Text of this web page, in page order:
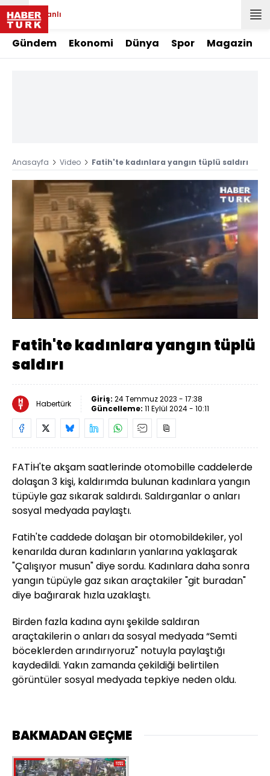
Canlı
Gündem Ekonomi Dünya Spor Magazin
Anasayfa Video Fatih'te kadınlara yangın tüplü saldırı
Sesi
Aç
:
100.00%
Hızı
Fatih'te kadınlara yangın tüplü
saldırı
Habertürk Giriş: 24 Temmuz 2023 - 17:38
Güncelleme: 11 Eylül 2024 - 10:11
FATİH'te akşam saatlerinde otomobille caddelerde
dolaşan 3 kişi, kaldırımda bulunan kadınlara yangın
tüpüyle gaz sıkarak saldırdı. Saldırganlar o anları
sosyal medyada paylaştı.
Fatih'te caddede dolaşan bir otomobildekiler, yol
kenarılda duran kadınların yanlarına yaklaşarak
"Çalışıyor musun" diye sordu. Kadınlara daha sonra
yangın tüpüyle gaz sıkan araçtakiler "git buradan"
diye bağırarak hızla uzaklaştı.
Birden fazla kadına aynı şekilde saldıran
araçtakilerin o anları da sosyal medyada “Semti
böceklerden arındırıyoruz" notuyla paylaştığı
kaydedildi. Yakın zamanda çekildiği belirtilen
görüntüler sosyal medyada tepkiye neden oldu.
BAKMADAN GEÇME